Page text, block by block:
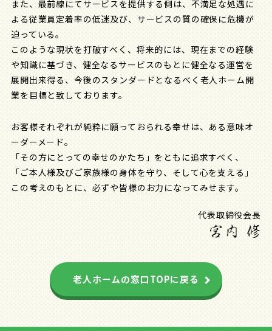
また、最前線にてサービスを提供する側は、不満足な処遇に
よる従業員定着率の低迷及び、サービスの質の確保に危機が
迫っている。
このような現状を打破すべく、将来的には、現在までの経験
や知識に基づき、健全なるサービスのもとに健全なる運営を
展開出来得る、今後のスタンダードとなるべく老人ホーム開
業を目標と致しております。
お客様それぞれが純粋に願っておられる幸せは、ある意味オ
ーダーメード。
「その方にとっての幸せのかたち」をともに追求すべく、
「ご本人様及びご家族様の身体を守り、そして心を支える」
この考えのもとに、必ずや皆様のお力になってみせます。
代表取締役会長
老人ホームの窓口TOPに戻る